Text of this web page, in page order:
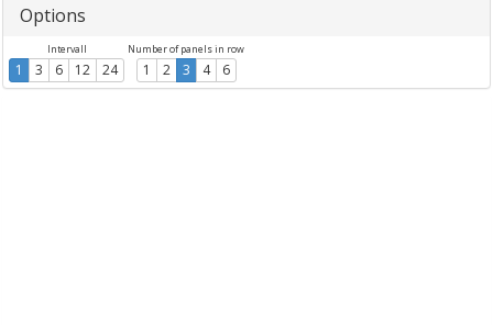
Options
Intervall
1 3 6 12 24
Number of panels in row
1 2 3 4 6